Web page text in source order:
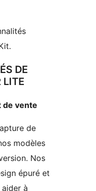
DE
LITE
de vente
de
modèles
Nos
épuré et
à